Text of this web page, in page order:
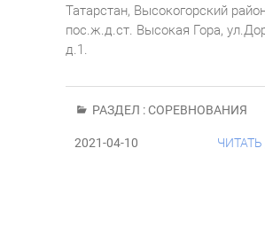
Татарстан, Высокогорский
пос.ж.д.ст. Высокая Гора,
д.1.
РАЗДЕЛ :СОРЕВНОВАНИЯ
2021-04-10